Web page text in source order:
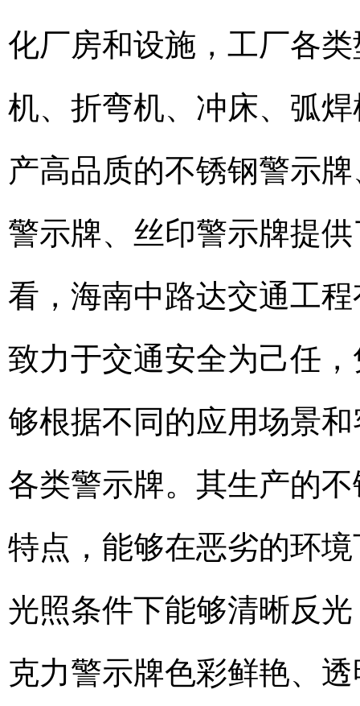
化厂房和设施，工厂各
机、折弯机、冲床、弧
产高品质的不锈钢警示
警示牌、丝印警示牌提
看，海南中路达交通工
致力于交通安全为己任
够根据不同的应用场景
各类警示牌。其生产的
特点，能够在恶劣的环
光照条件下能够清晰反
克力警示牌色彩鲜艳、